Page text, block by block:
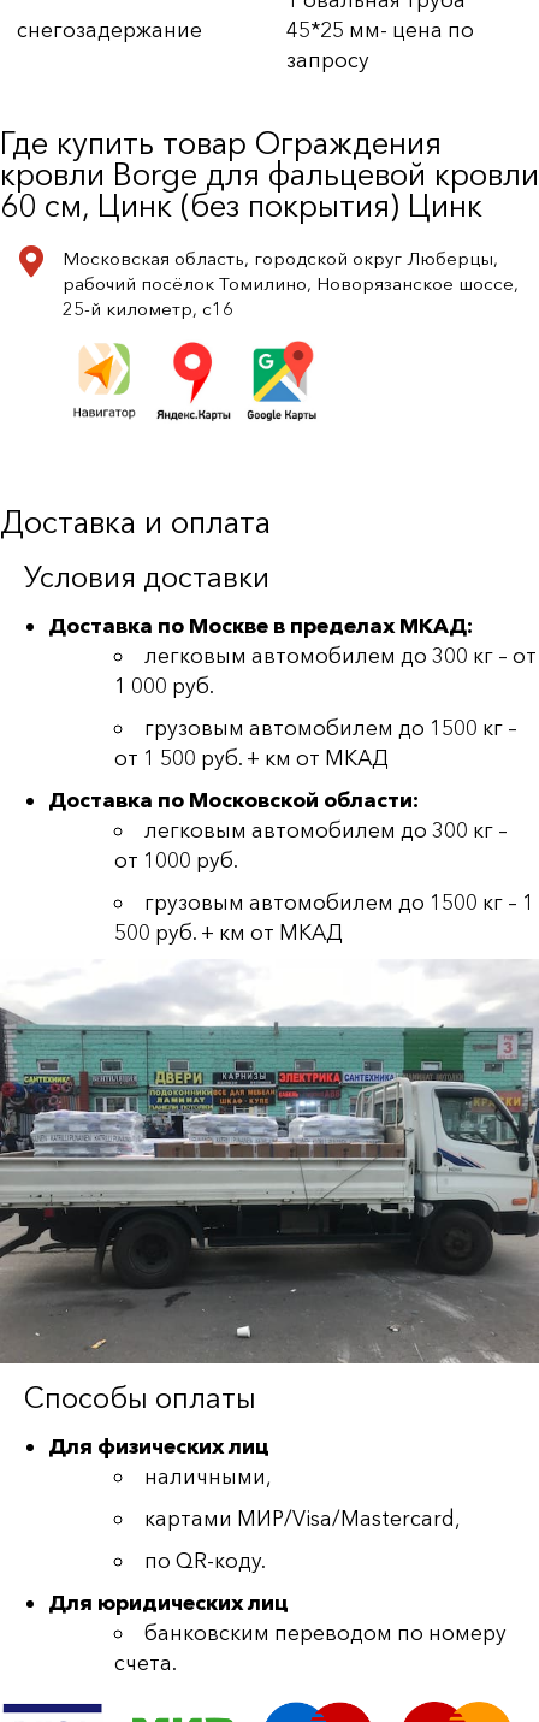
снегозадержание
45*25 мм- цена по
запросу
Где купить товар Ограждения
кровли Borge для фальцевой кровли
60 см, Цинк (без покрытия) Цинк
Московская область, городской округ Люберцы,
рабочий посёлок Томилино, Новорязанское шоссе,
25-й километр, с16
Доставка и оплата
Условия доставки
Доставка по Москве в пределах МКАД:
легковым автомобилем до 300 кг – от
1 000 руб.
грузовым автомобилем до 1500 кг –
от 1 500 руб. + км от МКАД
Доставка по Московской области:
легковым автомобилем до 300 кг –
от 1000 руб.
грузовым автомобилем до 1500 кг – 1
500 руб. + км от МКАД
Способы оплаты
Для физических лиц
наличными,
картами МИР/Visa/Mastercard,
по QR-коду.
Для юридических лиц
банковским переводом по номеру
счета.